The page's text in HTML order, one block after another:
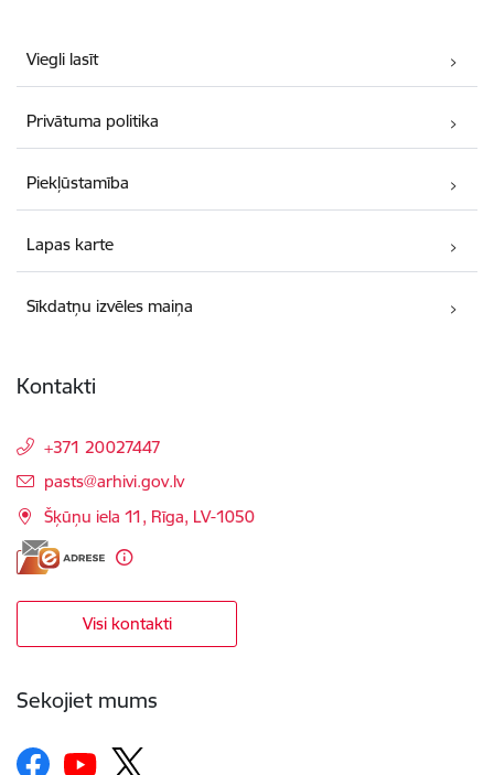
Viegli lasīt
Privātuma politika
Piekļūstamība
Lapas karte
Sīkdatņu izvēles maiņa
Kontakti
+371 20027447
E-pasts:
pasts@arhivi.gov.lv
Šķūņu iela 11, Rīga, LV-1050
Visi kontakti
Sekojiet mums